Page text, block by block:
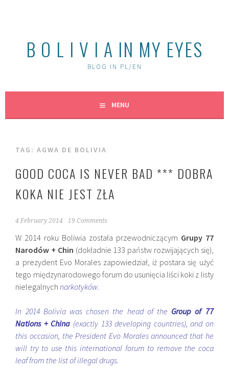
B O L I V I A IN MY EYES
BLOG IN PL/EN
MENU
TAG:AGWA DE BOLIVIA
GOOD COCA IS NEVER BAD *** DOBRA
KOKA NIE JEST ZŁA
4 February 2014 19 Comments
W 2014 roku Boliwia została przewodniczącym Grupy 77
Narodów + Chin (dokładnie 133 państw rozwijających się),
a prezydent Evo Morales zapowiedział, iż postara się użyć
tego międzynarodowego forum do usunięcia liści koki z listy
nielegalnychnarkotyków.
In 2014 Bolivia was chosen the head of the Group of 77
Nations + China (exactly 133 developing countries), and on
this occasion, the President Evo Morales announced that he
will try to use this international forum to remove the coca
leaf from the list of illegal drugs.